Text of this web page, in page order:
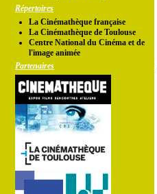
Répertoires
La Cinémathèque française
La Cinémathèque de Toulouse
Centre National du Cinéma et de
l'image animée
Partenaires